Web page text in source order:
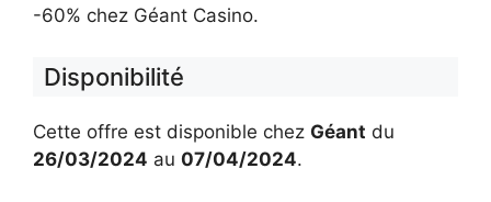
-60% chez Géant Casino.
Disponibilité
Cette offre est disponible chez Géant du
26/03/2024 au 07/04/2024.